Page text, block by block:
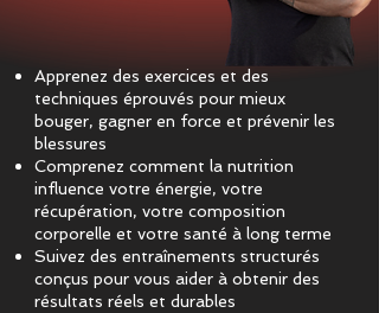
Apprenez des exercices et des
techniques éprouvés pour mieux
bouger, gagner en force et prévenir les
blessures
Comprenez comment la nutrition
influence votre énergie, votre
récupération, votre composition
corporelle et votre santé à long terme
Suivez des entraînements structurés
conçus pour vous aider à obtenir des
résultats réels et durables